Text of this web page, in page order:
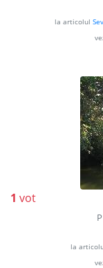
la articolul
1 vot
la